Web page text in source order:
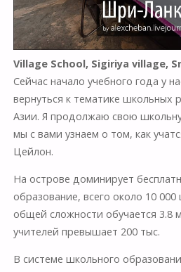
Village School, Sigiriya village,
Сейчас начало учебного года у
вернуться к тематике школьных
Азии. Я продолжаю свою
мы с вами узнаем о том, как
Цейлон.
На острове доминирует
образование, всего около 10
общей сложности обучается 3.8
учителей превышает 200 тыс.
В системе школьного